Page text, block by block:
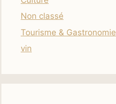
Non classé
Tourisme & Gastronomie
vin